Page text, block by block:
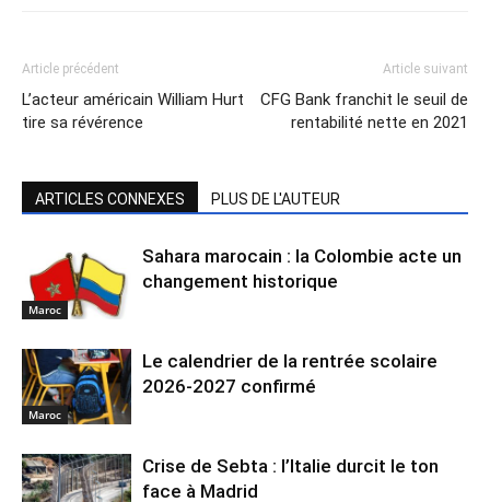
Article précédent
L’acteur américain William Hurt
tire sa révérence
Article suivant
CFG Bank franchit le seuil de
rentabilité nette en 2021
ARTICLES CONNEXES PLUS DE L'AUTEUR
Maroc
Sahara marocain : la Colombie acte un
changement historique
Maroc
Le calendrier de la rentrée scolaire
2026-2027 confirmé
Crise de Sebta : l’Italie durcit le ton
face à Madrid